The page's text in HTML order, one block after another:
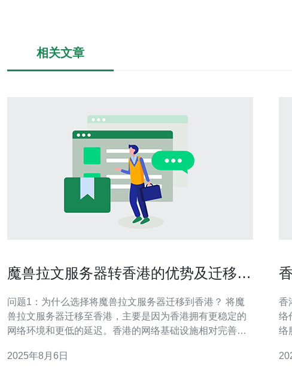
相关文章
魔兽拉文服务器转香港的优势及迁移攻
问题1：为什么选择将魔兽拉文服务器迁移到香港？ 将魔
兽拉文服务器迁移至香港，主要是因为香港拥有更稳定的
网络环境和更低的延迟。香港的网络基础设施相对完善，
卡顿和延迟问题。此外，香港的游戏服务器通常能够更好
2025年8月6日
香
络
络
区